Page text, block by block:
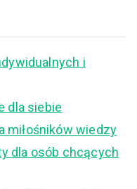
i
dla siebie
miłośników wiedzy
dla osób chcących